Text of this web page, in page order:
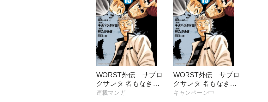
WORST外伝 サブロ
クサンタ 名もなきカ
ラスたち
連載マンガ
WORST外伝 サブロ
クサンタ 名もなきカ
ラスたち
キャンペーン中